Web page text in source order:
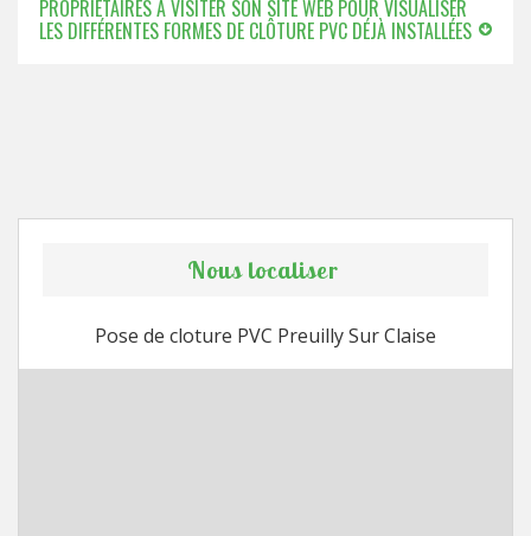
PROPRIÉTAIRES À VISITER SON SITE WEB POUR VISUALISER
LES DIFFÉRENTES FORMES DE CLÔTURE PVC DÉJÀ INSTALLÉES
Nous localiser
Pose de cloture PVC Preuilly Sur Claise